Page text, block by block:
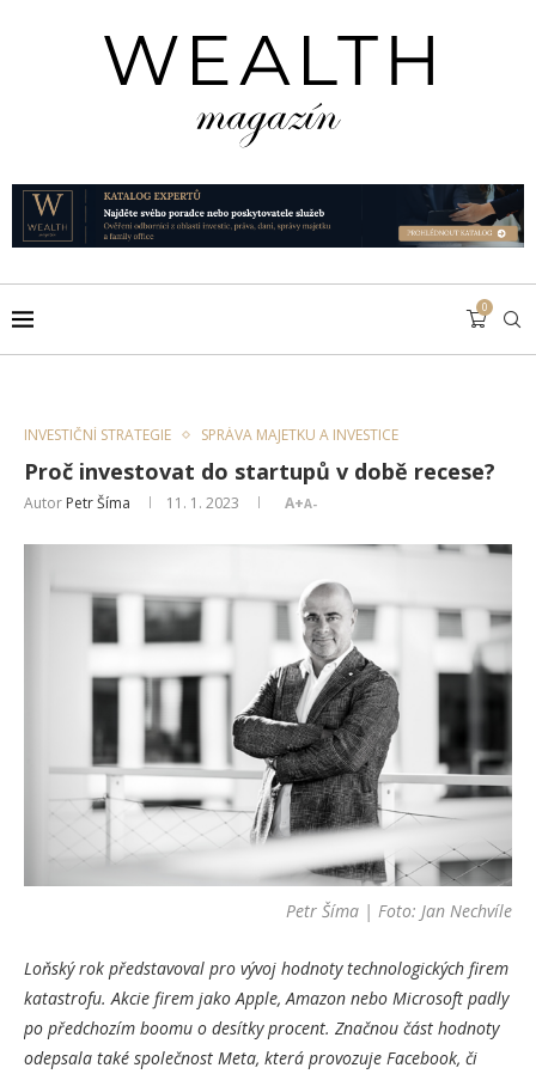
0
INVESTIČNÍ STRATEGIE SPRÁVA MAJETKU A INVESTICE
Proč investovat do startupů v době recese?
Autor Petr Šíma 11. 1. 2023 A+A-
Petr Šíma | Foto: Jan Nechvíle
Loňský rok představoval pro vývoj hodnoty technologických firem
katastrofu. Akcie firem jako Apple, Amazon nebo Microsoft padly
po předchozím boomu o desítky procent. Značnou část hodnoty
odepsala také společnost Meta, která provozuje Facebook, či